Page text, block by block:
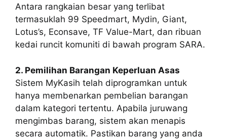
Antara rangkaian besar yang terlibat
termasuklah 99 Speedmart, Mydin, Giant,
Lotus’s, Econsave, TF Value-Mart, dan ribuan
kedai runcit komuniti di bawah program SARA.
2. Pemilihan Barangan Keperluan Asas
Sistem MyKasih telah diprogramkan untuk
hanya membenarkan pembelian barangan
dalam kategori tertentu. Apabila juruwang
mengimbas barang, sistem akan menapis
secara automatik. Pastikan barang yang anda